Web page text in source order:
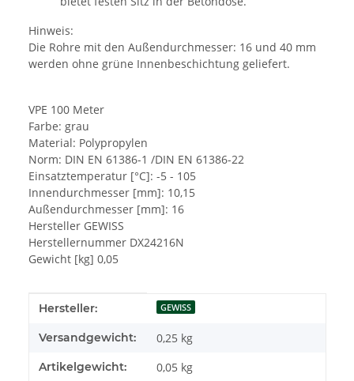
Hinweis:
Die Rohre mit den Außendurchmesser: 16 und 40 mm
werden ohne grüne Innenbeschichtung geliefert.
VPE 100 Meter
Farbe: grau
Material: Polypropylen
Norm: DIN EN 61386-1 /DIN EN 61386-22
Einsatztemperatur [°C]: -5 - 105
Innendurchmesser [mm]: 10,15
Außendurchmesser [mm]: 16
Hersteller GEWISS
Herstellernummer DX24216N
Gewicht [kg] 0,05
Produkteigenschaft
Wert
Hersteller: GEWISS
Versandgewicht: 0,25 kg
Artikelgewicht: 0,05 kg